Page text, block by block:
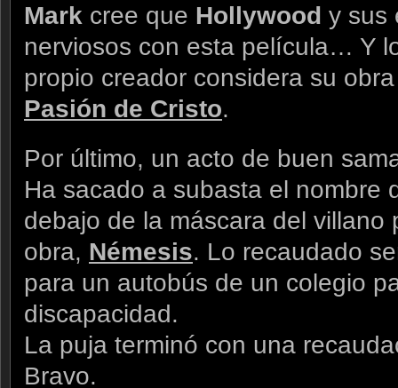
Mark cree que Hollywood y sus
nerviosos con esta película… Y
propio creador considera su
Pasión de Cristo.
Por último, un acto de buen
Ha sacado a subasta el nombre
debajo de la máscara del villano
obra, Némesis. Lo recaudado
para un autobús de un colegio
discapacidad.
La puja terminó con una
Bravo.